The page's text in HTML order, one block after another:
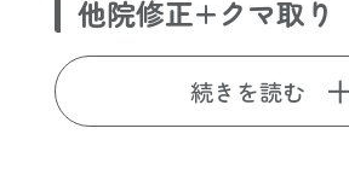
他院修正+クマ取り
続きを読む